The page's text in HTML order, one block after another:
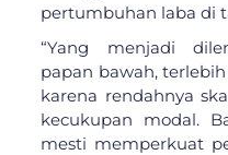
pertumbuhan laba di
“Yang menjadi
papan bawah,
karena rendahnya
kecukupan modal.
mesti memperkuat